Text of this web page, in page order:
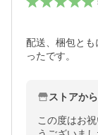
配送、梱包と
ったです。
ストアか
この度はお